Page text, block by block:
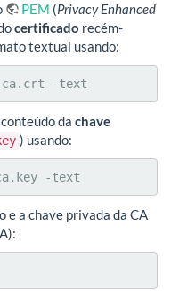
PEM (Privacy Enhanced
certificado recém-
textual usando:
ca.crt -text
da chave
) usando:
-text
e a chave privada da CA